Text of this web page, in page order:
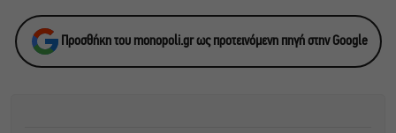
Προσθήκη του monopoli.gr ως προτεινόμενη πηγή στην Google